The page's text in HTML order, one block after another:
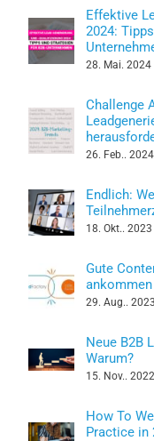
Effektive
2024:
28. Mai. 2024
Challenge
26. Feb.. 2024
Endlich:
18. Okt.. 2023
Gute
ankommen
29. Aug.. 2023
Neue B2B
Warum?
15. Nov.. 2022
How To
Practice in